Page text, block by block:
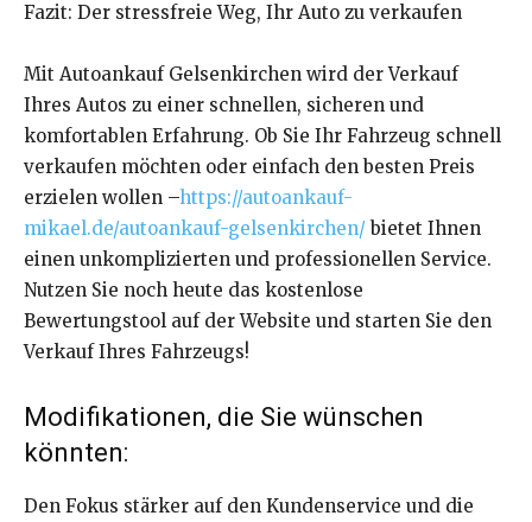
Fazit: Der stressfreie Weg, Ihr Auto zu verkaufen
Mit Autoankauf Gelsenkirchen wird der Verkauf
Ihres Autos zu einer schnellen, sicheren und
komfortablen Erfahrung. Ob Sie Ihr Fahrzeug schnell
verkaufen möchten oder einfach den besten Preis
erzielen wollen –https://autoankauf-
mikael.de/autoankauf-gelsenkirchen/ bietet Ihnen
einen unkomplizierten und professionellen Service.
Nutzen Sie noch heute das kostenlose
Bewertungstool auf der Website und starten Sie den
Verkauf Ihres Fahrzeugs!
Modifikationen, die Sie wünschen
könnten:
Den Fokus stärker auf den Kundenservice und die